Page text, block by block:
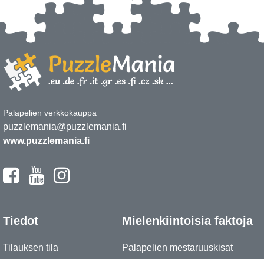
Palapelien verkkokauppa
puzzlemania@puzzlemania.fi
www.puzzlemania.fi
Tiedot
Tilauksen tila
Mielenkiintoisia faktoja
Palapelien mestaruuskisat